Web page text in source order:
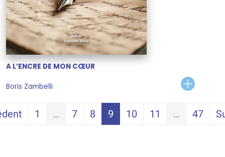
A L’ENCRE DE MON CŒUR
Boris Zambelli
1 … 7 8 9 10 11 … 47